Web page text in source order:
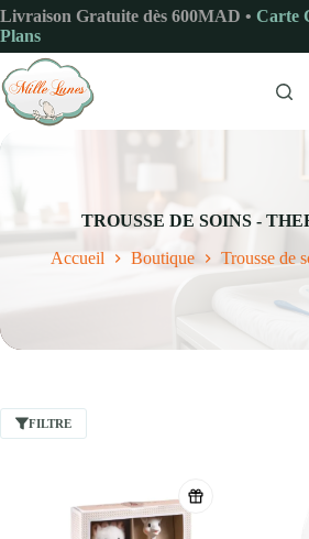
Passer
au
contenu
Livraison Gratuite dès 600MAD • Carte
Plans
TROUSSE DE SOINS -
Accueil Boutique Trousse de
FILTRE